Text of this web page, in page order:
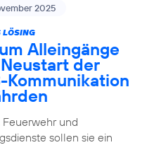
2025
LÖSING
Alleingänge
der
Kommunikation
Feuerwehr und
sollen sie ein